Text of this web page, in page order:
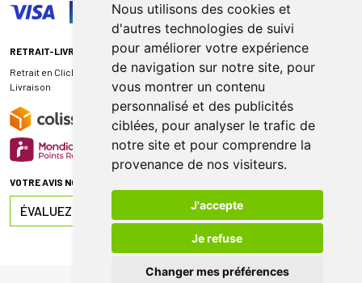
Nous utilisons des cookies et
d'autres technologies de suivi
pour améliorer votre expérience
de navigation sur notre site, pour
vous montrer un contenu
personnalisé et des publicités
ciblées, pour analyser le trafic de
notre site et pour comprendre la
provenance de nos visiteurs.
J'accepte
Je refuse
Changer mes préférences
RETRAIT-LIVRAISON
Retrait en Click & Collect
Livraison
VOTRE AVIS NOUS INTÉRESSE
ÉVALUEZ-NOUS SUR